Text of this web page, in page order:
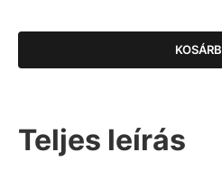
Teljes leírás